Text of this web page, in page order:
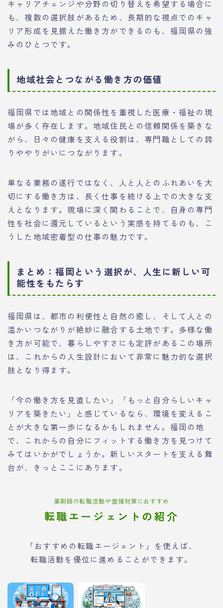
キャリアチェンジや分野の切り替えを希望する場合に
も、複数の選択肢があるため、長期的な視点でのキャ
リア形成を見据えた働き方ができるのも、福岡県の強
みのひとつです。
地域社会とつながる働き方の価値
福岡県では地域との関係性を重視した医療・福祉の現
場が多く存在します。地域住民との信頼関係を築きな
がら、日々の健康を支える役割は、専門職としての誇
りややりがいにつながります。
単なる業務の遂行ではなく、人と人とのふれあいを大
切にする働き方は、長く仕事を続ける上での大きな支
えとなります。現場に深く関わることで、自身の専門
性を社会に還元しているという実感を持てるのも、こ
うした地域密着型の仕事の魅力です。
まとめ：福岡という選択が、人生に新しい可
能性をもたらす
福岡県は、都市の利便性と自然の癒し、そして人との
温かいつながりが絶妙に融合する土地です。多様な働
き方が可能で、暮らしやすさにも定評があるこの場所
は、これからの人生設計において非常に魅力的な選択
肢となり得ます。
「今の働き方を見直したい」「もっと自分らしいキャ
リアを築きたい」と感じているなら、環境を変えるこ
とが大きな第一歩になるかもしれません。福岡の地
で、これからの自分にフィットする働き方を見つけて
みてはいかがでしょうか。新しいスタートを支える舞
台が、きっとここにあります。
薬剤師の転職活動や面接対策におすすめ
転職エージェントの紹介
「おすすめの転職エージェント」を使えば、
転職活動を優位に進めることができます。